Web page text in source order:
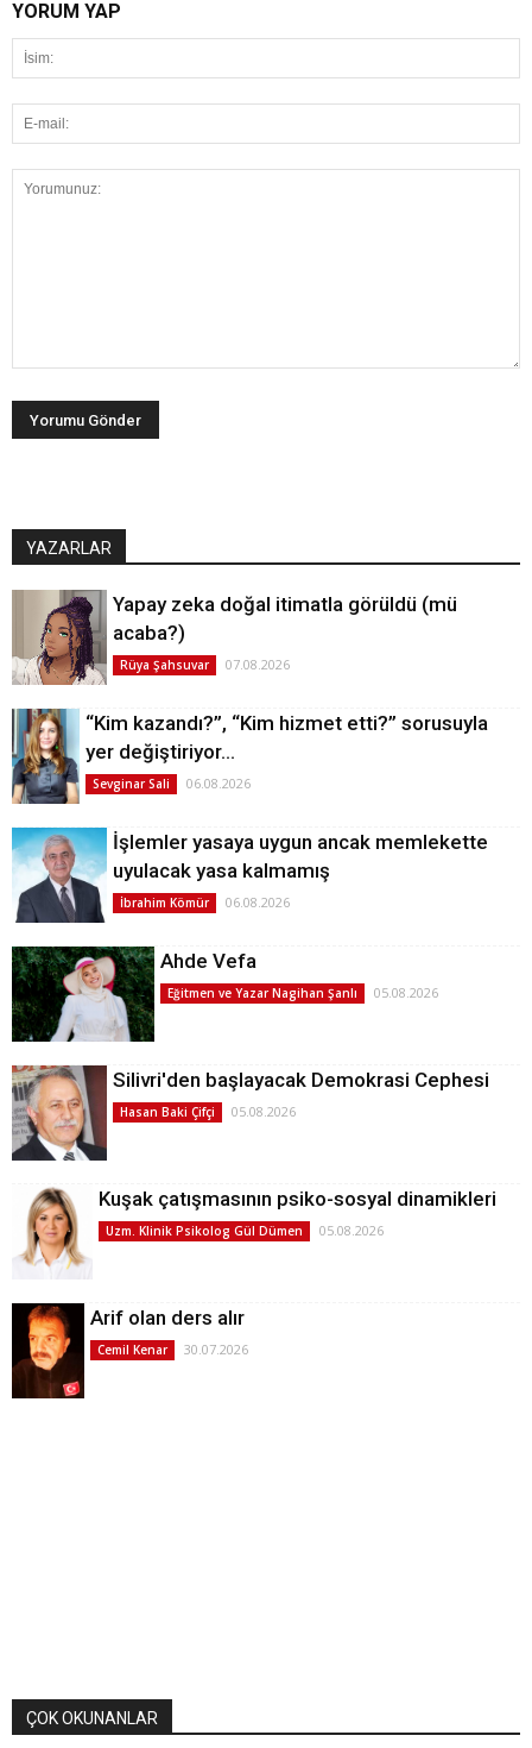
YORUM YAP
YAZARLAR
Yapay zeka doğal itimatla görüldü (mü
acaba?)
Rüya Şahsuvar 07.08.2026
“Kim kazandı?”, “Kim hizmet etti?” sorusuyla
yer değiştiriyor…
Sevginar Sali 06.08.2026
İşlemler yasaya uygun ancak memlekette
uyulacak yasa kalmamış
İbrahim Kömür 06.08.2026
Ahde Vefa
Eğitmen ve Yazar Nagihan Şanlı 05.08.2026
Silivri'den başlayacak Demokrasi Cephesi
Hasan Baki Çifçi 05.08.2026
Kuşak çatışmasının psiko-sosyal dinamikleri
Uzm. Klinik Psikolog Gül Dümen 05.08.2026
Arif olan ders alır
Cemil Kenar 30.07.2026
ÇOK OKUNANLAR